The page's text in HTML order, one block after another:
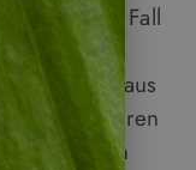
in jedem Fall
Die
Mischung aus
mit ihren